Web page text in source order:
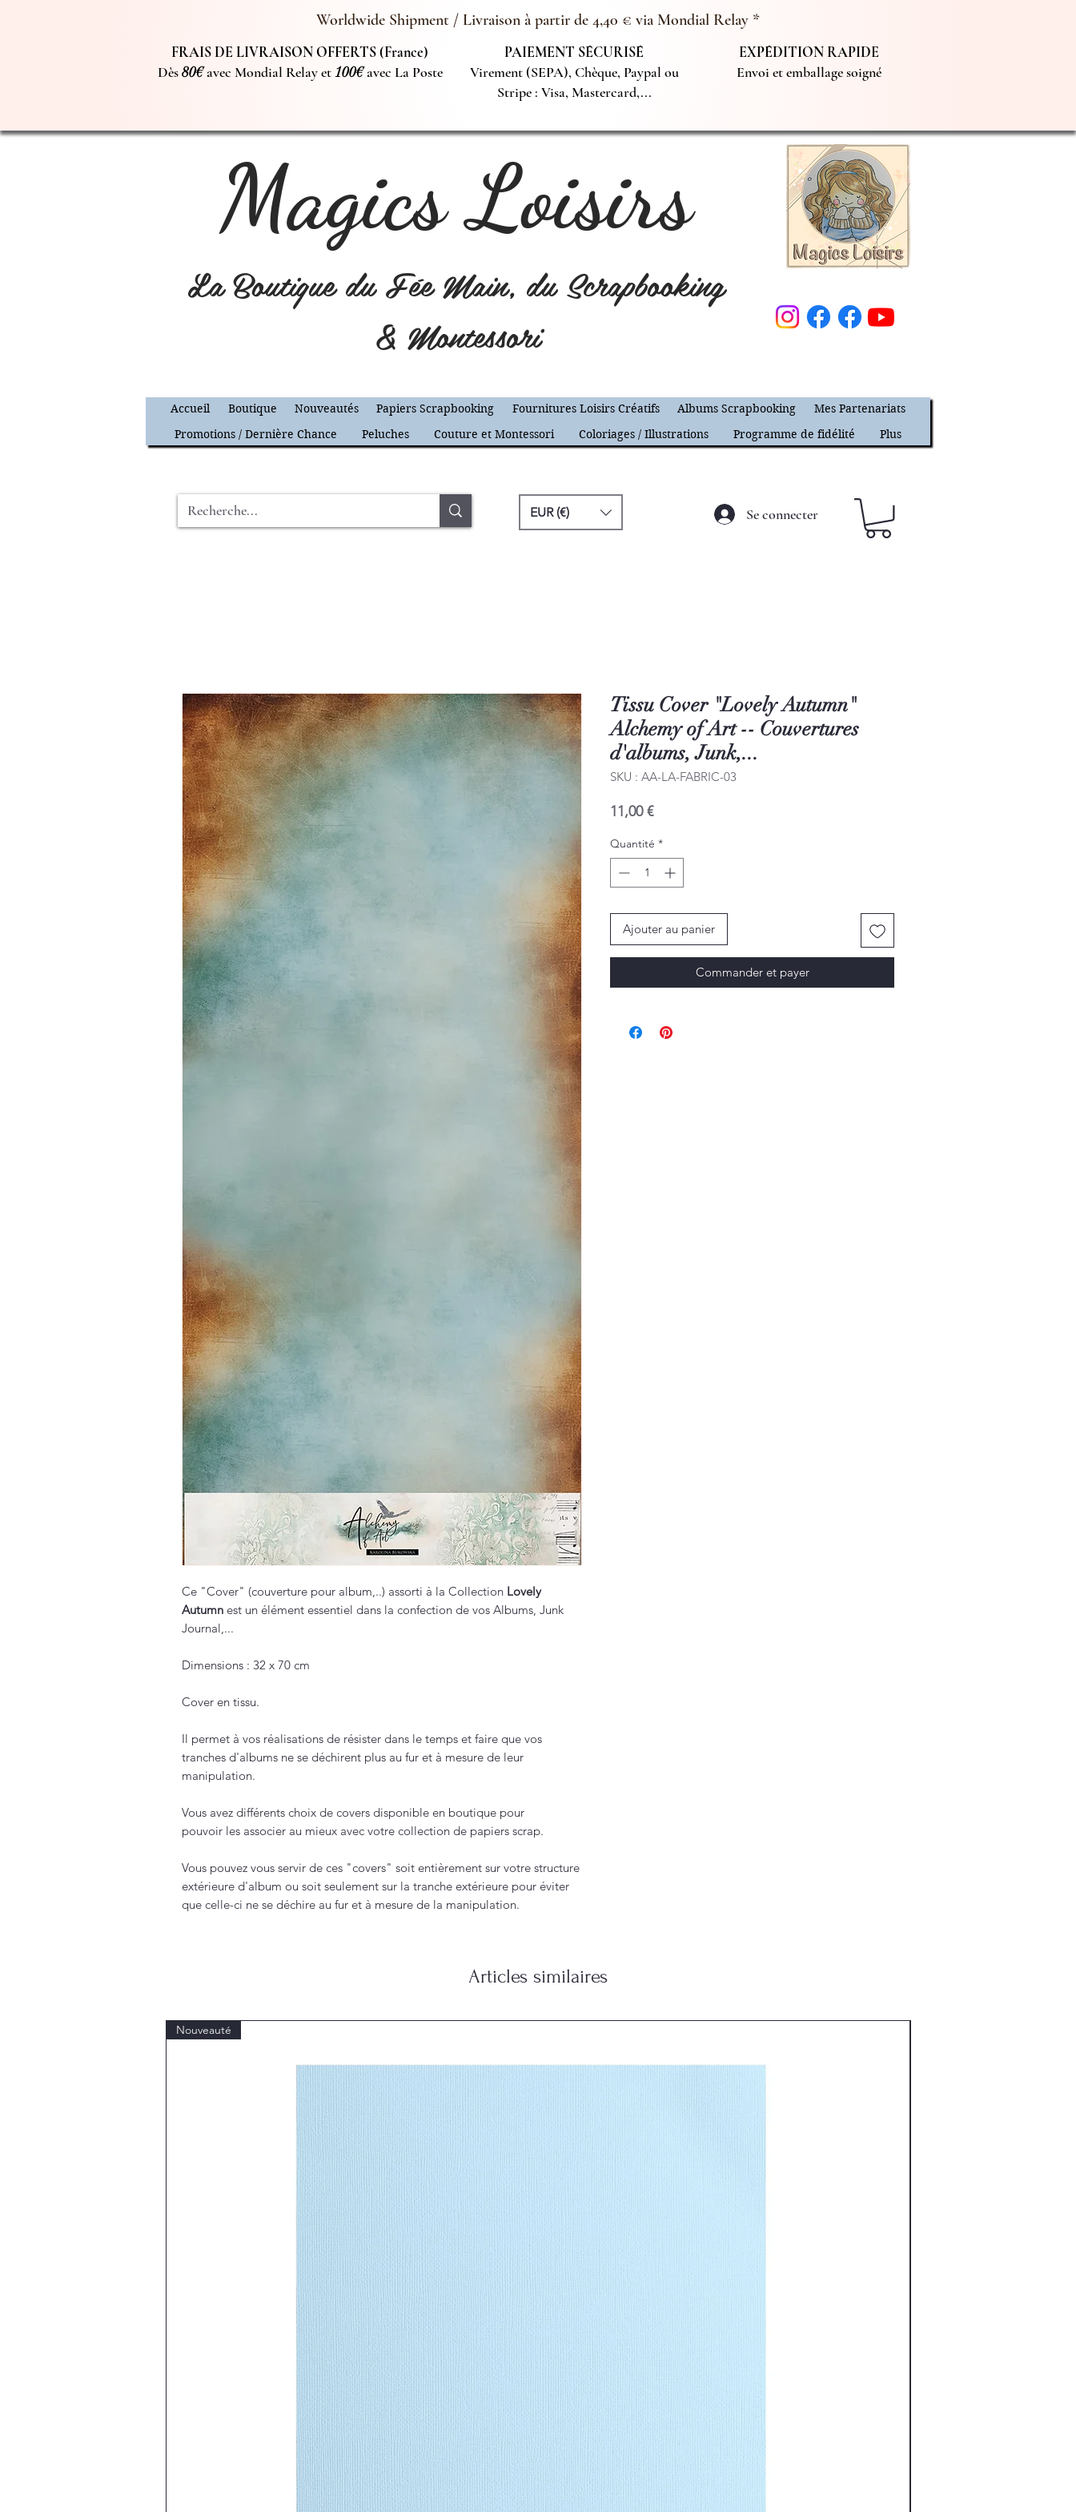
Worldwide Shipment / Livraison à partir de 4,40 € via Mondial Relay *
FRAIS DE LIVRAISON OFFERTS (France)
Dès80€avec Mondial Relay et100€avec La Poste
PAIEMENT SÉCURISÉ
Virement (SEPA), Chèque, Paypal ou
Stripe : Visa, Mastercard,...
EXPÉDITION RAPIDE
Envoi et emballage soigné
Magics Loisirs
La Boutique du Fée Main, du Scrapbooking
& Montessori
Accueil Boutique Nouveautés Papiers Scrapbooking Fournitures Loisirs Créatifs Albums Scrapbooking
Mes Partenariats
Promotions / Dernière Chance
Peluches Couture et Montessori Coloriages / Illustrations Programme de fidélité Plus
EUR (€) Se connecter
Ce "Cover" (couverture pour album,..) assorti à la Collection Lovely
Autumn est un élément essentiel dans la confection de vos Albums, Junk
Journal,...
Dimensions : 32 x 70 cm
Cover en tissu.
Il permet à vos réalisations de résister dans le temps et faire que vos
tranches d'albums ne se déchirent plus au fur et à mesure de leur
manipulation.
Vous avez différents choix de covers disponible en boutique pour
pouvoir les associer au mieux avec votre collection de papiers scrap.
Vous pouvez vous servir de ces "covers" soit entièrement sur votre structure
extérieure d'album ou soit seulement sur la tranche extérieure pour éviter
que celle-ci ne se déchire au fur et à mesure de la manipulation.
Tissu Cover "Lovely Autumn"
Alchemy of Art -- Couvertures
d'albums, Junk,...
SKU : AA-LA-FABRIC-03
11,00 €Prix
Quantité *
Ajouter au panier
Commander et payer
Articles similaires
Nouveauté